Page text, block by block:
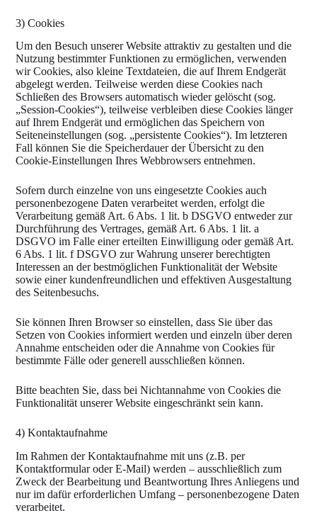
3) Cookies
Um den Besuch unserer Website attraktiv zu gestalten und die
Nutzung bestimmter Funktionen zu ermöglichen, verwenden
wir Cookies, also kleine Textdateien, die auf Ihrem Endgerät
abgelegt werden. Teilweise werden diese Cookies nach
Schließen des Browsers automatisch wieder gelöscht (sog.
„Session-Cookies“), teilweise verbleiben diese Cookies länger
auf Ihrem Endgerät und ermöglichen das Speichern von
Seiteneinstellungen (sog. „persistente Cookies“). Im letzteren
Fall können Sie die Speicherdauer der Übersicht zu den
Cookie-Einstellungen Ihres Webbrowsers entnehmen.
Sofern durch einzelne von uns eingesetzte Cookies auch
personenbezogene Daten verarbeitet werden, erfolgt die
Verarbeitung gemäß Art. 6 Abs. 1 lit. b DSGVO entweder zur
Durchführung des Vertrages, gemäß Art. 6 Abs. 1 lit. a
DSGVO im Falle einer erteilten Einwilligung oder gemäß Art.
6 Abs. 1 lit. f DSGVO zur Wahrung unserer berechtigten
Interessen an der bestmöglichen Funktionalität der Website
sowie einer kundenfreundlichen und effektiven Ausgestaltung
des Seitenbesuchs.
Sie können Ihren Browser so einstellen, dass Sie über das
Setzen von Cookies informiert werden und einzeln über deren
Annahme entscheiden oder die Annahme von Cookies für
bestimmte Fälle oder generell ausschließen können.
Bitte beachten Sie, dass bei Nichtannahme von Cookies die
Funktionalität unserer Website eingeschränkt sein kann.
4) Kontaktaufnahme
Im Rahmen der Kontaktaufnahme mit uns (z.B. per
Kontaktformular oder E-Mail) werden – ausschließlich zum
Zweck der Bearbeitung und Beantwortung Ihres Anliegens und
nur im dafür erforderlichen Umfang – personenbezogene Daten
verarbeitet.